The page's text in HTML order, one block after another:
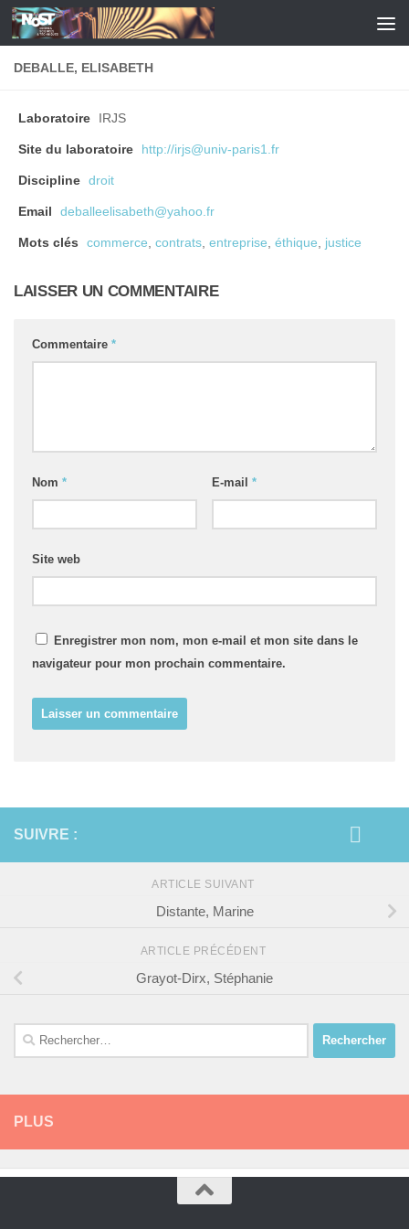
Skip to content
DEBALLE, ELISABETH
Laboratoire IRJS
Site du laboratoire http://irjs@univ-paris1.fr
Discipline droit
Email deballeelisabeth@yahoo.fr
Mots clés commerce, contrats, entreprise, éthique, justice
LAISSER UN COMMENTAIRE
Commentaire *
Nom * E-mail *
Site web
Enregistrer mon nom, mon e-mail et mon site dans le
navigateur pour mon prochain commentaire.
SUIVRE :
ARTICLE SUIVANT
Distante, Marine
ARTICLE PRÉCÉDENT
Grayot-Dirx, Stéphanie
Rechercher :
PLUS